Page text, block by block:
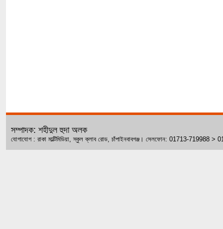
সম্পাদক: শহীদুল হুদা অলক
যোগাযোগ : রাকা মাল্টিমিডিয়া, স্কুল ক্লাব রোড, চাঁপাইনবাবগঞ্জ। সেলফোন: 01713-